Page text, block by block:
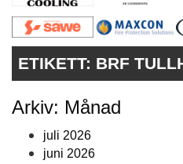
VÅRA ANDRA MAGASIN
ANNONSERA
KONTAKT
ETIKETT: BRF
Arkiv: Månad
juli 2026
juni 2026